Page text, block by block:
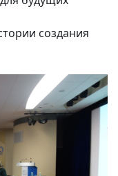
создания